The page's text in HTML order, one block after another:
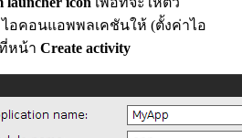
ไอคอนแอพพลเคชันให้ (ตั้งค่าไอ
หน้า Create activity